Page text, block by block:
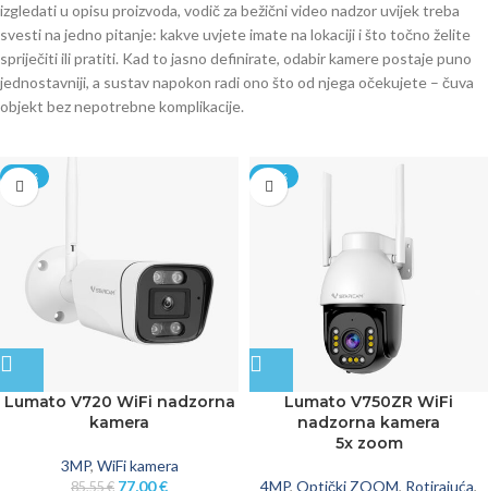
izgledati u opisu proizvoda, vodič za bežični video nadzor uvijek treba
svesti na jedno pitanje: kakve uvjete imate na lokaciji i što točno želite
spriječiti ili pratiti. Kad to jasno definirate, odabir kamere postaje puno
jednostavniji, a sustav napokon radi ono što od njega očekujete – čuva
objekt bez nepotrebne komplikacije.
-10%
Lumato V720 WiFi nadzorna
kamera
3MP, WiFi kamera
85,55€ 77,00€
-20%
Lumato V750ZR WiFi
nadzorna kamera
5x zoom
4MP, Optički ZOOM, Rotirajuća,